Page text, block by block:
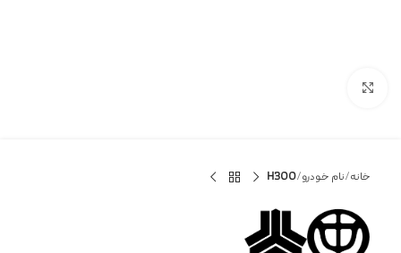
خانه نام خودرو H300